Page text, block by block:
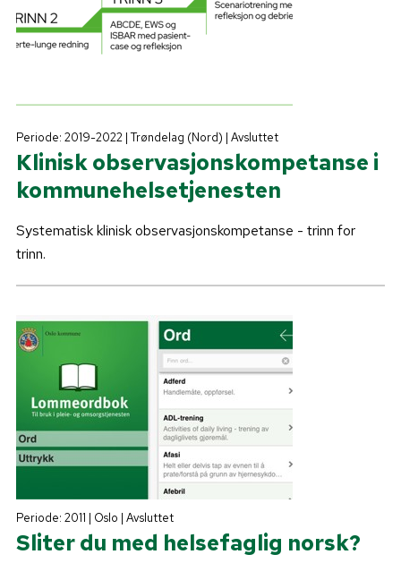
Periode: 2019-2022 | Trøndelag (Nord) | Avsluttet
Klinisk observasjonskompetanse i
kommunehelsetjenesten
Systematisk klinisk observasjonskompetanse - trinn for
trinn.
Periode: 2011 | Oslo | Avsluttet
Sliter du med helsefaglig norsk?